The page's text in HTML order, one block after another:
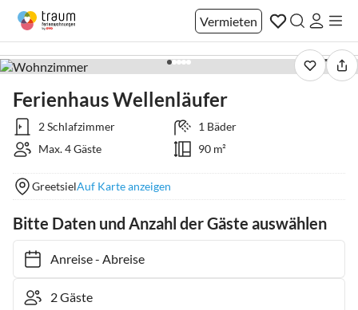
Vermieten
1 / 36
Ferienhaus Wellenläufer
2 Schlafzimmer
1 Bäder
Max. 4 Gäste
90 m²
GreetsielAuf Karte anzeigen
Bitte Daten und Anzahl der Gäste auswählen
Anreise- Abreise